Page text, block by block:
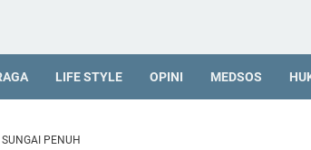
LIFE STYLE OPINI MEDSOS
SUNGAI PENUH